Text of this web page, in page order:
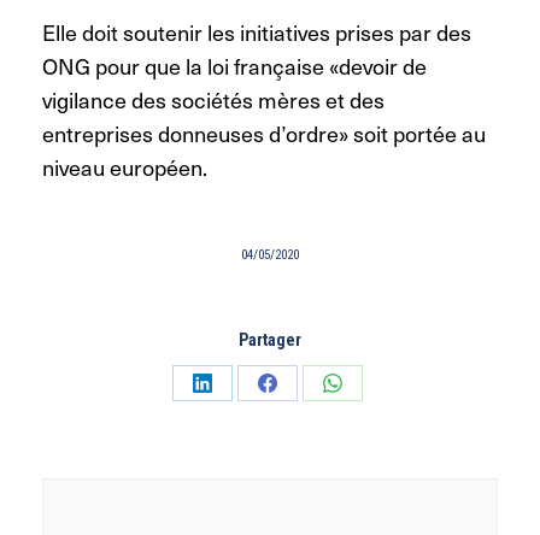
Elle doit soutenir les initiatives prises par des
ONG pour que la loi française «devoir de
vigilance des sociétés mères et des
entreprises donneuses d’ordre» soit portée au
niveau européen.
04/05/2020
Partager
PartagerPartagerPartager